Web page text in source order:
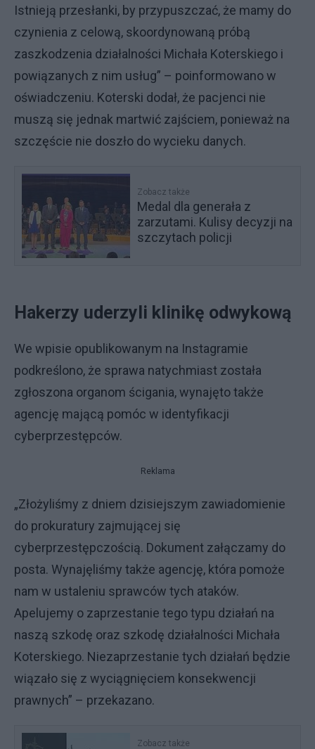
Istnieją przesłanki, by przypuszczać, że mamy do
czynienia z celową, skoordynowaną próbą
zaszkodzenia działalności Michała Koterskiego i
powiązanych z nim usług” – poinformowano w
oświadczeniu. Koterski dodał, że pacjenci nie
muszą się jednak martwić zajściem, ponieważ na
szczęście nie doszło do wycieku danych.
Zobacz także
Medal dla generała z
zarzutami. Kulisy decyzji na
szczytach policji
Hakerzy uderzyli klinikę odwykową
We wpisie opublikowanym na Instagramie
podkreślono, że sprawa natychmiast została
zgłoszona organom ścigania, wynajęto także
agencję mającą pomóc w identyfikacji
cyberprzestępców.
Reklama
„Złożyliśmy z dniem dzisiejszym zawiadomienie
do prokuratury zajmującej się
cyberprzestępczością. Dokument załączamy do
posta. Wynajęliśmy także agencję, która pomoże
nam w ustaleniu sprawców tych ataków.
Apelujemy o zaprzestanie tego typu działań na
naszą szkodę oraz szkodę działalności Michała
Koterskiego. Niezaprzestanie tych działań będzie
wiązało się z wyciągnięciem konsekwencji
prawnych” – przekazano.
Zobacz także